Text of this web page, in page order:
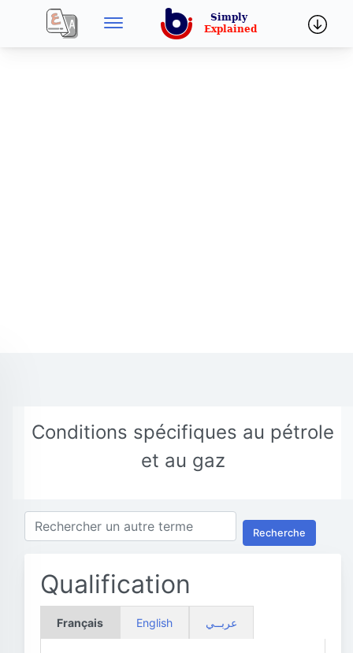
Conditions spécifiques au pétrole
et au gaz
Recherche
Qualification
Français English عربــي